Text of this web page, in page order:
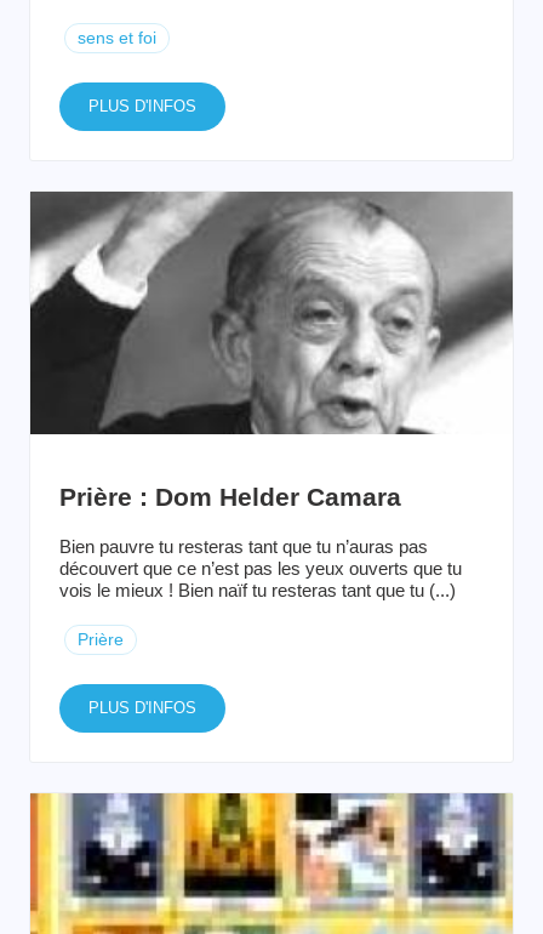
sens et foi
PLUS D'INFOS
Prière : Dom Helder Camara
Bien pauvre tu resteras tant que tu n’auras pas
découvert que ce n’est pas les yeux ouverts que tu
vois le mieux ! Bien naïf tu resteras tant que tu (...)
Prière
PLUS D'INFOS